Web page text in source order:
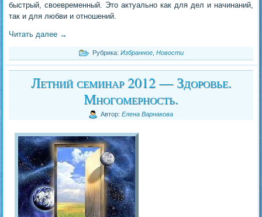
быстрый, своевременный. Это актуально как для дел и начинаний,
так и для любви и отношений.
Читать далее →
Рубрика: Избранное Новости
Летний семинар 2012 — Здоровье.
Многомерность.
Автор: Елена Варнакова